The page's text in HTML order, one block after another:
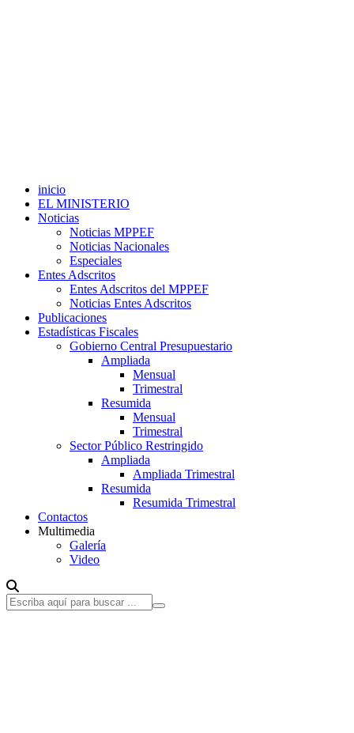
inicio
EL MINISTERIO
Noticias
Noticias MPPEF
Noticias Nacionales
Especiales
Entes Adscritos
Entes Adscritos del MPPEF
Noticias Entes Adscritos
Publicaciones
Estadísticas Fiscales
Gobierno Central Presupuestario
Ampliada
Mensual
Trimestral
Resumida
Mensual
Trimestral
Sector Público Restringido
Ampliada
Ampliada Trimestral
Resumida
Resumida Trimestral
Contactos
Multimedia
Galería
Video